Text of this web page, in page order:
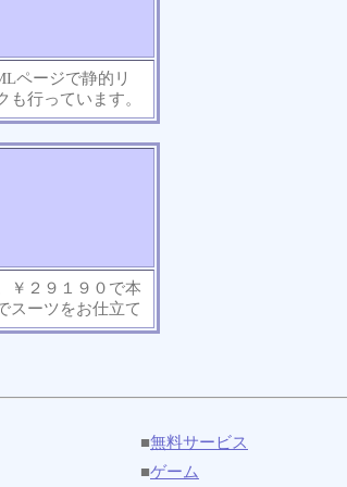
ページで静的リ
行っています。
￥２９１９０で本
スーツをお仕立て
■無料サービス
■ゲーム